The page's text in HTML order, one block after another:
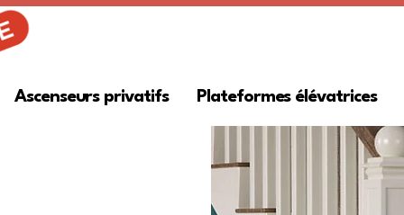
Ascenseurs privatifs Plateformes élévatrices